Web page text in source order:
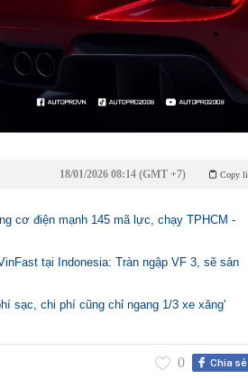
Copy
18/01/2026 08:14 (GMT +7)
cơ điện mạnh 145 mã lực, chạy TPHCM -
tại Indonesia: Tràn ngập VF 3, sẽ sản
sạc, chi phí cũng chỉ ngang 1/3 xe xăng'
Chia sẻ
0